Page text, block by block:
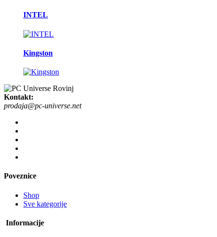
INTEL
Kingston
Kontakt:
prodaja@pc-universe.net
Poveznice
Shop
Sve kategorije
Informacije